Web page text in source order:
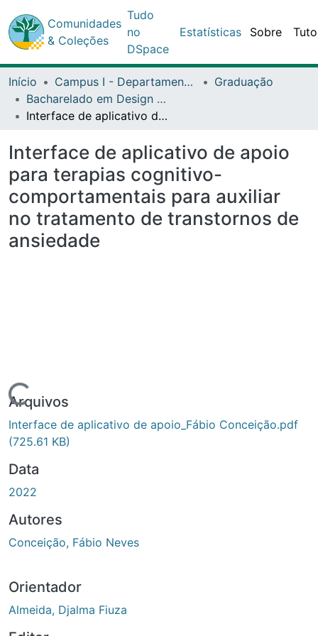
Comunidades
& Coleções
Tudo
no
DSpace
Estatísticas Sobre
Início Campus I - Departamento de Ciências Exata e da Terra (DCET) - Salvador
Graduação
Bacharelado em Design - DCET1
Interface de aplicativo de apoio para terapias cognitivo-comportamentais para auxiliar no tratamento de transtornos de ansiedade
Interface de aplicativo de apoio
para terapias cognitivo-
comportamentais para auxiliar
no tratamento de transtornos de
ansiedade
Carregando...
Arquivos
Interface de aplicativo de apoio_Fábio Conceição.pdf
(725.61 KB)
Data
2022
Autores
Conceição, Fábio Neves
Orientador
Almeida, Djalma Fiuza